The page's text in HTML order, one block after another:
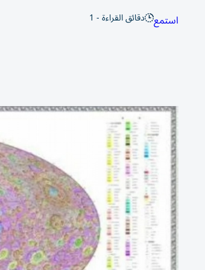
استمع دقائق القراءة - 1